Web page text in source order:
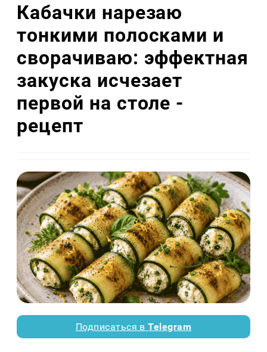
Кабачки нарезаю
тонкими полосками и
сворачиваю: эффектная
закуска исчезает
первой на столе -
рецепт
Подписаться вTelegram